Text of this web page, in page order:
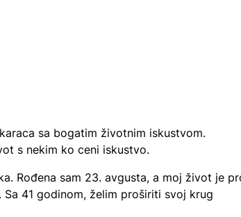
sa bogatim životnim iskustvom.
s nekim ko ceni iskustvo.
Rođena sam 23. avgusta, a moj život je
41 godinom, želim proširiti svoj krug